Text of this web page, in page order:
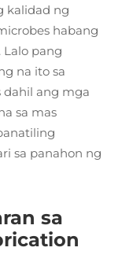
kalidad ng
habang
pang
na ito sa
dahil ang mga
sa mas
sa panahon ng
sa